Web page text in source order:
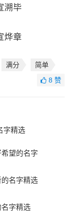
溯毕
烨章
满分
简单
8赞
字精选
望的名字
名字精选
字精选